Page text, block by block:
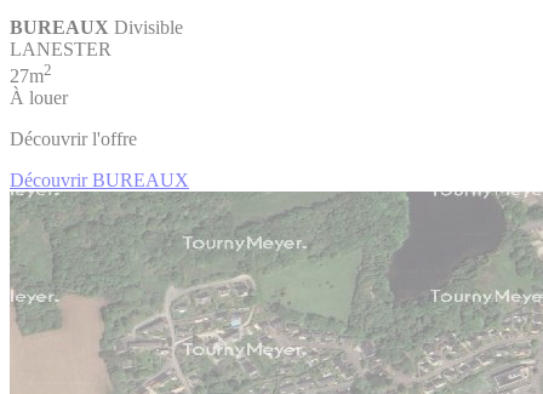
BUREAUX Divisible
LANESTER
27m2
À louer
Découvrir l'offre
Découvrir BUREAUX